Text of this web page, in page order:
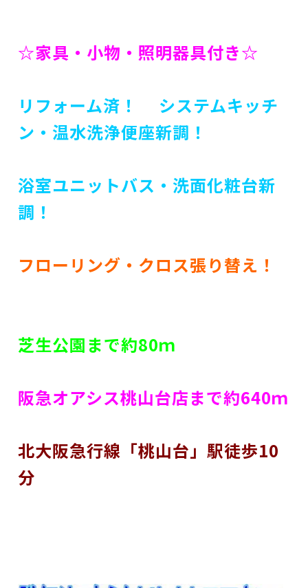
☆家具・小物・照明器具付き☆
リフォーム済！ システムキッチ
ン・温水洗浄便座新調！
浴室ユニットバス・洗面化粧台新
調！
フローリング・クロス張り替え！
芝生公園まで約80ｍ
阪急オアシス桃山台店まで約640ｍ
北大阪急行線「桃山台」駅徒歩10
分